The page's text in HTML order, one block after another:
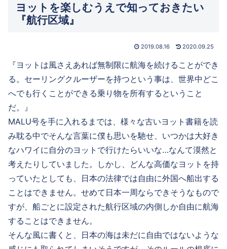
ヨットを楽しむうえで知っておきたい
『航行区域』
2019.08.16 2020.09.25
『ヨットは風さえあれば無制限に航海を続けることができ
る。セーリングクルーザーを持つという事は、世界中どこ
へでも行くことができる乗り物を所有するということ
だ。』
MALU号を手に入れるまでは、様々な古いヨット書籍を読
み耽る中でそんな言葉に僕も思いを馳せ、いつかは大好き
なハワイに自分のヨットで行けたらいいな…なんて漠然と
考えたりしていました。しかし、どんな高価なヨットを持
っていたとしても、日本の法律では自由に外国へ船出する
ことはできません。せめて日本一周ならできそうなもので
すが、船ごとに設定された航行区域の内側しか自由に航海
することはできません。
そんな風に書くと、日本の海は未だに自由ではないような